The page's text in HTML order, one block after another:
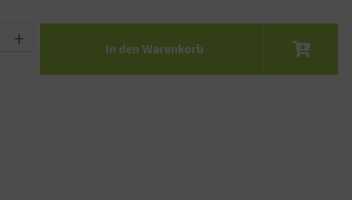
Gib den gewünschten Wert ein oder benutze
In den Warenkorb